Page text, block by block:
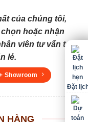
của chúng tôi,
hoặc nhận
viên tư vấn tại
lẻ.
Showroom
HÀNG
Đặt